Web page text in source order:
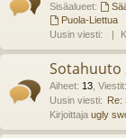
Sisäalueet:
Puola-Liettua
Uusin viesti:
Sotahuuto
Aiheet: 13 Viestit:
Uusin viesti: Re:
Kirjoittaja ugly